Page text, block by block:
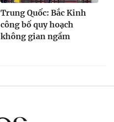
Trung Quốc: Bắc Kinh
công bố quy hoạch
không gian ngầm